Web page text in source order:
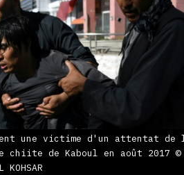
une victime d'un attentat
chiite de Kaboul en août 2017 ©